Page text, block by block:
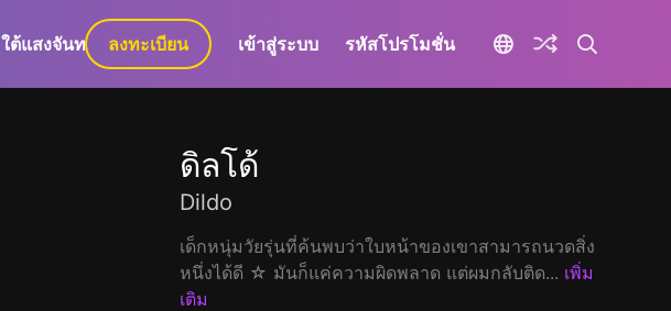
ใต้แสงจันทร์ GaLa+
ลงทะเบียน เข้าสู่ระบบ รหัสโปรโมชั่น
ดิลโด้
Dildo
เด็กหนุ่มวัยรุ่นที่ค้นพบว่าใบหน้าของเขาสามารถนวดสิ่ง
หนึ่งได้ดี ☆ มันก็แค่ความผิดพลาด แต่ผมกลับติด... เพิ่ม
เติม